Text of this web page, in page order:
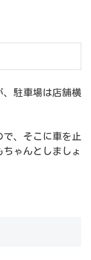
、駐車場は店舗横
、そこに車を止
ゃんとしましょ